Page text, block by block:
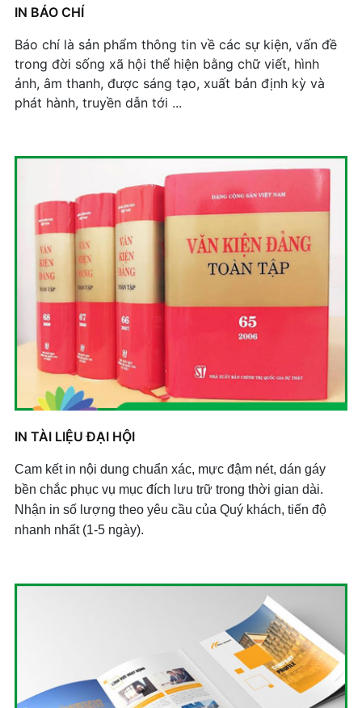
+ Mở nhóm...
IN BÁO CHÍ
Báo chí là sản phẩm thông tin về các sự kiện, vấn đề
trong đời sống xã hội thể hiện bằng chữ viết, hình
ảnh, âm thanh, được sáng tạo, xuất bản định kỳ và
phát hành, truyền dẫn tới ...
IN TÀI LIỆU ĐẠI HỘI
Cam kết in nội dung chuẩn xác, mực đậm nét, dán gáy
bền chắc phục vụ mục đích lưu trữ trong thời gian dài.
Nhận in số lượng theo yêu cầu của Quý khách, tiến độ
nhanh nhất (1-5 ngày).